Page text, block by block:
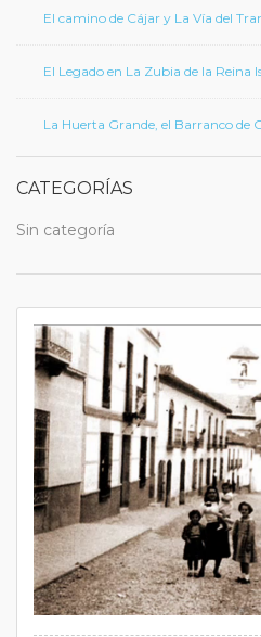
El camino de Cájar y La Vía del
El Legado en La Zubia de la Reina
La Huerta Grande, el Barranco de
CATEGORÍAS
Sin categoría